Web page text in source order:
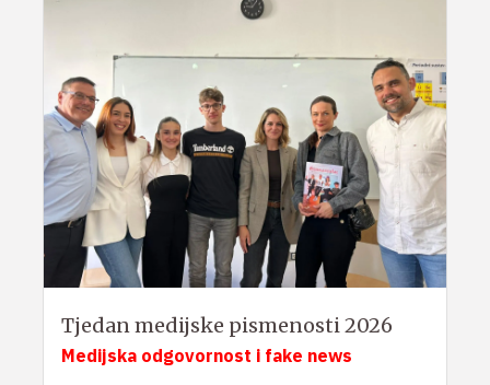
Tjedan medijske pismenosti 2026
Medijska odgovornost i fake news